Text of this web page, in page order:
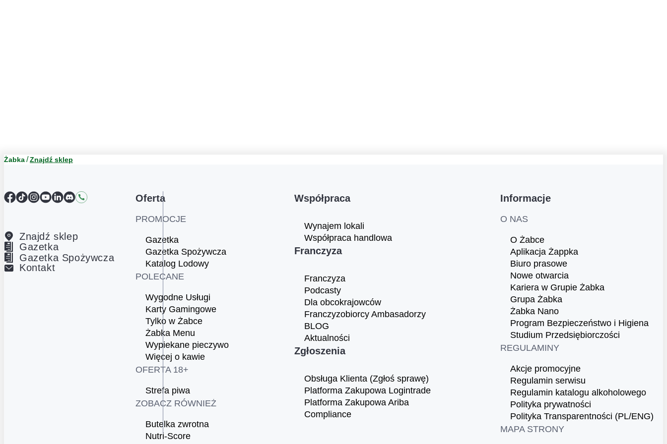
Żabka Znajdź sklep
Facebook
TikTokInstagram
YouTube
LinkedIn
DiscordKontakt
Znajdź sklep
Gazetka
Gazetka Spożywcza
Kontakt
Oferta
PROMOCJE
Gazetka
Gazetka Spożywcza
Katalog Lodowy
POLECANE
Wygodne Usługi
Karty Gamingowe
Tylko w Żabce
Żabka Menu
Wypiekane pieczywo
Więcej o kawie
OFERTA 18+
Strefa piwa
ZOBACZ RÓWNIEŻ
Butelka zwrotna
Nutri-Score
Współpraca
Wynajem lokali
Współpraca handlowa
Franczyza
Franczyza
Podcasty
Dla obcokrajowców
Franczyzobiorcy Ambasadorzy
BLOG
Aktualności
Zgłoszenia
Obsługa Klienta (Zgłoś sprawę)
Platforma Zakupowa Logintrade
Platforma Zakupowa Ariba
Compliance
Informacje
O NAS
O Żabce
Aplikacja Żappka
Biuro prasowe
Nowe otwarcia
Kariera w Grupie Żabka
Grupa Żabka
Żabka Nano
Program Bezpieczeństwo i Higiena
Studium Przedsiębiorczości
REGULAMINY
Akcje promocyjne
Regulamin serwisu
Regulamin katalogu alkoholowego
Polityka prywatności
Polityka Transparentności (PL/ENG)
MAPA STRONY